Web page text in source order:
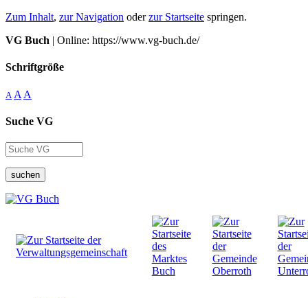
Zum Inhalt, zur Navigation oderzur Startseite springen.
VG Buch | Online: https://www.vg-buch.de/
Schriftgröße
A A A
Suche VG
suchen